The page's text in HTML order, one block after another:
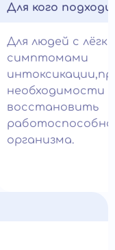
Для кого
Для людей с
симптомами
необходимости
восстановить
организма.